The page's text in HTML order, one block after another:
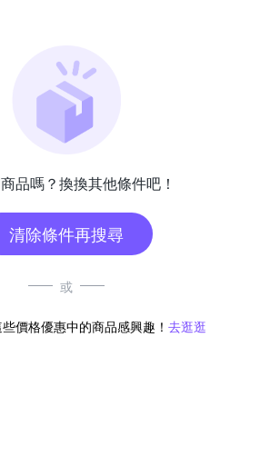
品嗎？換換其他條件吧！
清除條件再搜尋
或
價格優惠中的商品感興趣！ 去逛逛